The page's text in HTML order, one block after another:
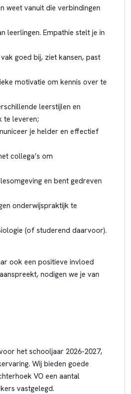
weet vanuit die verbindingen
leerlingen. Empathie stelt je in
goed bij, ziet kansen, past
motivatie om kennis over te
leerstijlen en
te leveren;
je helder en effectief
collega’s om
en bent gedreven
onderwijspraktijk te
(of studerend daarvoor).
ook een positieve invloed
nodigen we je van
het schooljaar 2026-2027,
Wij bieden goede
VO een aantal
vastgelegd.